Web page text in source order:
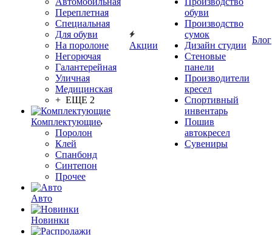
Переплетная
Специальная
Для обуви
На поролоне
Негорючая
Галантерейная
Уличная
Медицинская
+ ЕЩЕ 2
Комплектующие
Поролон
Клей
Спанбонд
Синтепон
Прочее
Авто
Новинки
Акции
обуви
Производство
сумок
Дизайн студии
Стеновые
панели
Производители
кресел
Спортивный
инвентарь
Пошив
автокресел
Сувениры
Блог